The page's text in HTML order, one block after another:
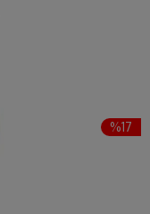
%17